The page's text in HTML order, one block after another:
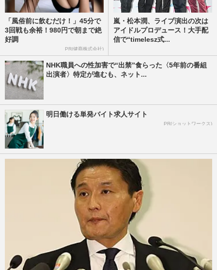
「風俗前に飲むだけ！」45分で
3回戦も余裕！980円で朝まで絶
好調
PR(健商株式会社)
嵐・松本潤、ライブ演出の次は
アイドルプロデュース！大手配
信で“timelesz式...
NHK職員への性加害で“出禁”食らった〈5年前の番組
出演者〉特定が進むも、ネット...
明日働ける単発バイト求人サイト
PR(ショットワークス)